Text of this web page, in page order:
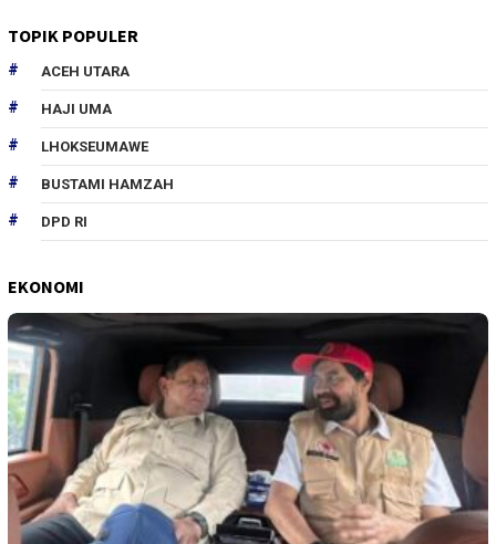
TOPIK POPULER
ACEH UTARA
HAJI UMA
LHOKSEUMAWE
BUSTAMI HAMZAH
DPD RI
EKONOMI